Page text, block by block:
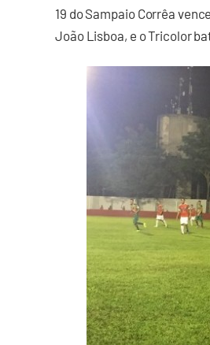
19 do Sampaio Corrêa
João Lisboa, e o Tricolor